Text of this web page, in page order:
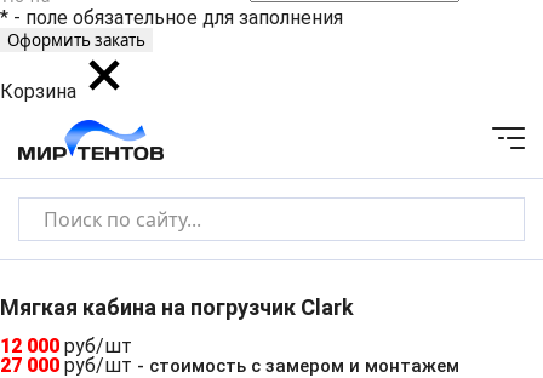
* - поле обязательное для заполнения
Корзина
Мягкая кабина на погрузчик Clark
12 000 руб/шт
27 000 руб/шт - стоимость с замером и монтажем